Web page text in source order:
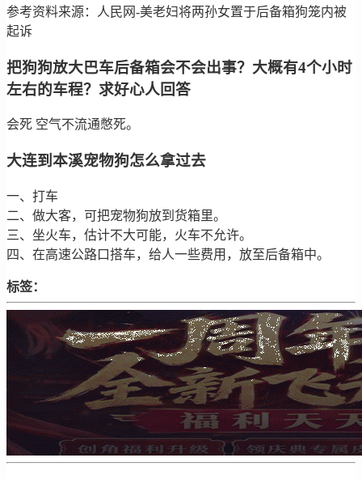
参考资料来源：人民网-美老妇将两孙女置于后备箱狗笼内被
起诉
把狗狗放大巴车后备箱会不会出事？大概有4个小时
左右的车程？求好心人回答
会死 空气不流通憋死。
大连到本溪宠物狗怎么拿过去
一、打车
二、做大客，可把宠物狗放到货箱里。
三、坐火车，估计不大可能，火车不允许。
四、在高速公路口搭车，给人一些费用，放至后备箱中。
标签：